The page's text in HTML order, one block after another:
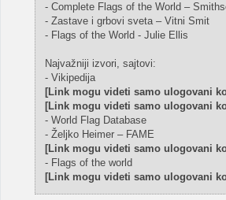
- Complete Flags of the World –
- Zastave i grbovi sveta – Vitni Smit
- Flags of the World - Julie Ellis
Najvažniji izvori, sajtovi:
- Vikipedija
[Link mogu videti samo ulogovani
[Link mogu videti samo ulogovani
- World Flag Database
- Željko Heimer – FAME
[Link mogu videti samo ulogovani
- Flags of the world
[Link mogu videti samo ulogovani